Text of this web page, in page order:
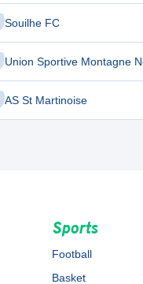
Souilhe FC
Union Sportive Montagne
AS St Martinoise
Sports
Football
Basket